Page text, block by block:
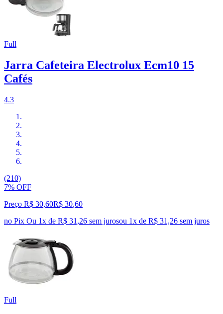
Full
Jarra Cafeteira Electrolux Ecm10 15
Cafés
4.3
(210)
7% OFF
Preço R$ 30,60R$ 30,60
no Pix Ou 1x de R$ 31,26 sem jurosou 1x de R$ 31,26 sem juros
Full